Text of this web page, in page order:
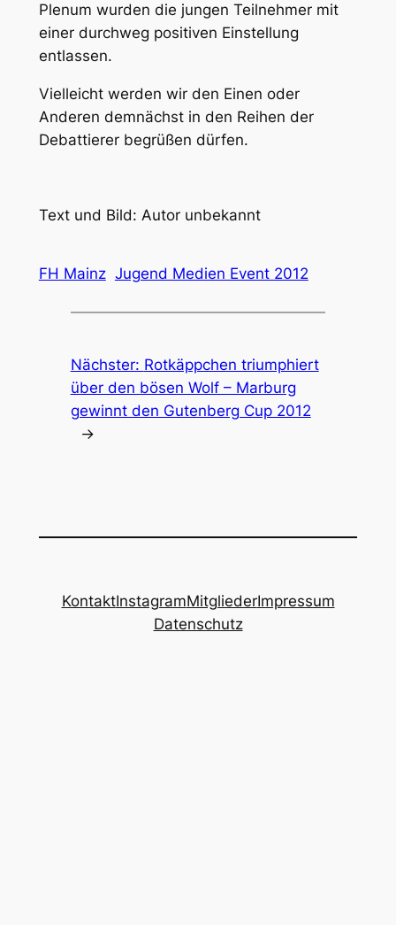
Plenum wurden die jungen Teilnehmer mit
einer durchweg positiven Einstellung
entlassen.
Vielleicht werden wir den Einen oder
Anderen demnächst in den Reihen der
Debattierer begrüßen dürfen.
Text und Bild: Autor unbekannt
FH Mainz Jugend Medien Event 2012
Nächster: Rotkäppchen triumphiert
über den bösen Wolf – Marburg
gewinnt den Gutenberg Cup 2012
→
KontaktInstagramMitgliederImpressum
Datenschutz